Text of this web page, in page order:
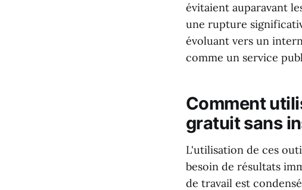
évitaient auparavant
une rupture
évoluant vers un
comme un service
Comment
gratuit sans
L'utilisation de ces
besoin de résultats
de travail est